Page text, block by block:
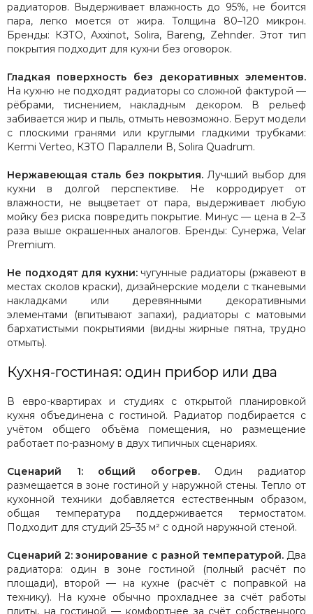
радиаторов. Выдерживает влажность до 95%, не боится
пара, легко моется от жира. Толщина 80–120 микрон.
Бренды: КЗТО, Axxinot, Solira, Bareng, Zehnder. Этот тип
покрытия подходит для кухни без оговорок.
Гладкая поверхность без декоративных элементов.
На кухню не подходят радиаторы со сложной фактурой —
рёбрами, тиснением, накладным декором. В рельеф
забивается жир и пыль, отмыть невозможно. Берут модели
с плоскими гранями или круглыми гладкими трубками:
Kermi Verteo, КЗТО Параллели В, Solira Quadrum.
Нержавеющая сталь без покрытия. Лучший выбор для
кухни в долгой перспективе. Не корродирует от
влажности, не выцветает от пара, выдерживает любую
мойку без риска повредить покрытие. Минус — цена в 2–3
раза выше окрашенных аналогов. Бренды: Сунержа, Velar
Premium.
Не подходят для кухни:чугунные радиаторы (ржавеют в
местах сколов краски), дизайнерские модели с тканевыми
накладками или деревянными декоративными
элементами (впитывают запахи), радиаторы с матовыми
бархатистыми покрытиями (видны жирные пятна, трудно
отмыть).
Кухня-гостиная: один прибор или два
В евро-квартирах и студиях с открытой планировкой
кухня объединена с гостиной. Радиатор подбирается с
учётом общего объёма помещения, но размещение
работает по-разному в двух типичных сценариях.
Сценарий 1: общий обогрев.Один радиатор
размещается в зоне гостиной у наружной стены. Тепло от
кухонной техники добавляется естественным образом,
общая температура поддерживается термостатом.
Подходит для студий 25–35 м² с одной наружной стеной.
Сценарий 2: зонирование с разной температурой.Два
радиатора: один в зоне гостиной (полный расчёт по
площади), второй — на кухне (расчёт с поправкой на
технику). На кухне обычно прохладнее за счёт работы
плиты, на гостиной — комфортнее за счёт собственного